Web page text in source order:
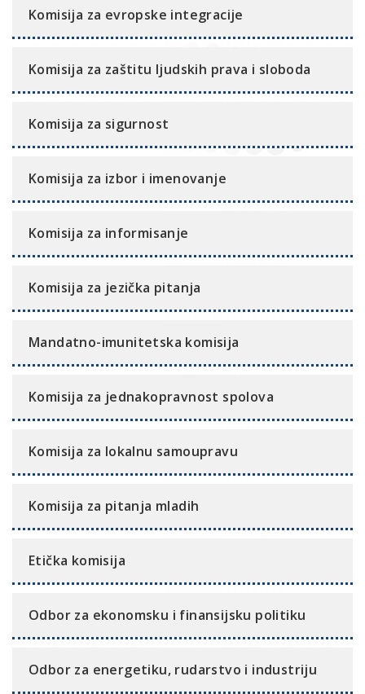
Komisija za evropske integracije
Komisija za zaštitu ljudskih prava i sloboda
Komisija za sigurnost
Komisija za izbor i imenovanje
Komisija za informisanje
Komisija za jezička pitanja
Mandatno-imunitetska komisija
Komisija za jednakopravnost spolova
Komisija za lokalnu samoupravu
Komisija za pitanja mladih
Etička komisija
Odbor za ekonomsku i finansijsku politiku
Odbor za energetiku, rudarstvo i industriju